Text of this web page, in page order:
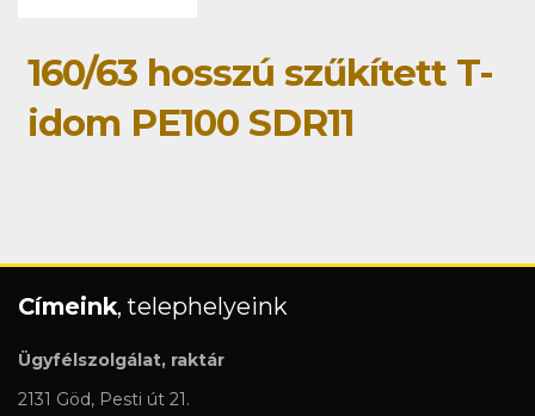
160/63 hosszú szűkített T-
idom PE100 SDR11
Címeink, telephelyeink
Ügyfélszolgálat, raktár
2131 Göd, Pesti út 21.